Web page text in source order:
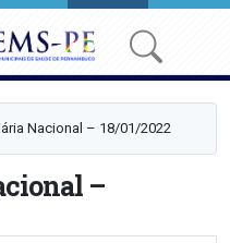
Nacional – 18/01/2022
–